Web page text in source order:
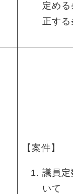
定め
正する
【案件】
議員定
いて